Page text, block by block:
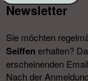
Newsletter​
Sie möchten
Seiffen erhalten?
erscheinenden
Nach der